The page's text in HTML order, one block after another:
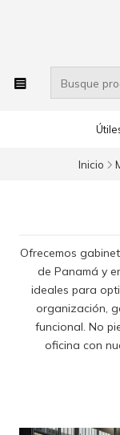
Inicio
Ofrecemos
de Panamá y
ideales para
organización,
funcional. No
oficina con